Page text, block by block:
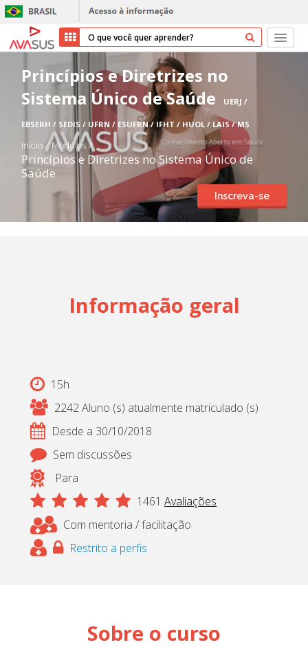
Início
Cursos
Parceiros
Sobre nós
Transparência
Entrar
Princípios e Diretrizes no
Sistema Único de Saúde
UERJ /
EBSERH / SEDIS / UFRN / ESUFRN / IFHT / HUOL / LAIS / MS
Início / Módulos/
Princípios e Diretrizes no Sistema Único de
Saúde
Inscreva-se
Informação geral
15h
2242 Aluno (s) atualmente matriculado (s)
Desde a 30/10/2018
Sem discussões
Para
1461 Avaliações
Com mentoria / facilitação
Restrito a perfis
Sobre o curso